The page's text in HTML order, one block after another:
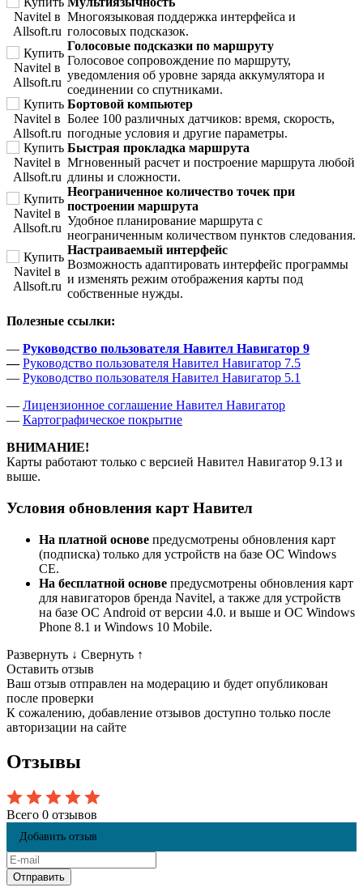
Многоязыковая поддержка интерфейса и
голосовых подсказок.
Голосовые подсказки по маршруту
Голосовое сопровождение по маршруту,
уведомления об уровне заряда аккумулятора и
соединении со спутниками.
Бортовой компьютер
Более 100 различных датчиков: время, скорость,
погодные условия и другие параметры.
Быстрая прокладка маршрута
Мгновенный расчет и построение маршрута любой
длины и сложности.
Неограниченное количество точек при
построении маршрута
Удобное планирование маршрута с
неограниченным количеством пунктов следования.
Настраиваемый интерфейс
Возможность адаптировать интерфейс программы
и изменять режим отображения карты под
собственные нужды.
Полезные ссылки:
— Руководство пользователя Навител Навигатор 9
—Руководство пользователя Навител Навигатор 7.5
— Руководство пользователя Навител Навигатор 5.1
— Лицензионное соглашение Навител Навигатор
— Картографическое покрытие
ВНИМАНИЕ!
Карты работают только с версией Навител Навигатор 9.13 и
выше.
Условия обновления карт Навител
На платной основе предусмотрены обновления карт
(подписка) только для устройств на базе ОС Windows
CE.
На бесплатной основе предусмотрены обновления карт
для навигаторов бренда Navitel, а также для устройств
на базе ОС Android от версии 4.0. и выше и ОС Windows
Phone 8.1 и Windows 10 Mobile.
Развернуть ↓ Свернуть ↑
Оставить отзыв
Ваш отзыв отправлен на модерацию и будет опубликован
после проверки
К сожалению, добавление отзывов доступно только после
авторизации на сайте
Отзывы
Всего 0 отзывов
Добавить отзыв